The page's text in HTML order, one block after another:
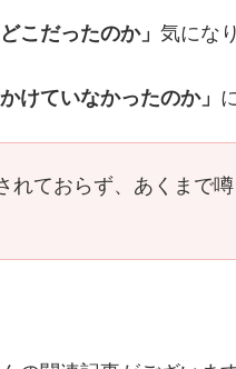
こだったのか」 気にな
けていなかったのか」
れておらず、あくまで